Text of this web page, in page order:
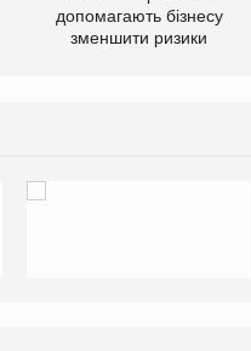
допомагають бізнесу
зменшити ризики